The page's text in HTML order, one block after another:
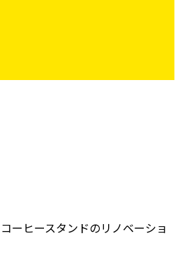
ーヒースタンドのリノベーショ